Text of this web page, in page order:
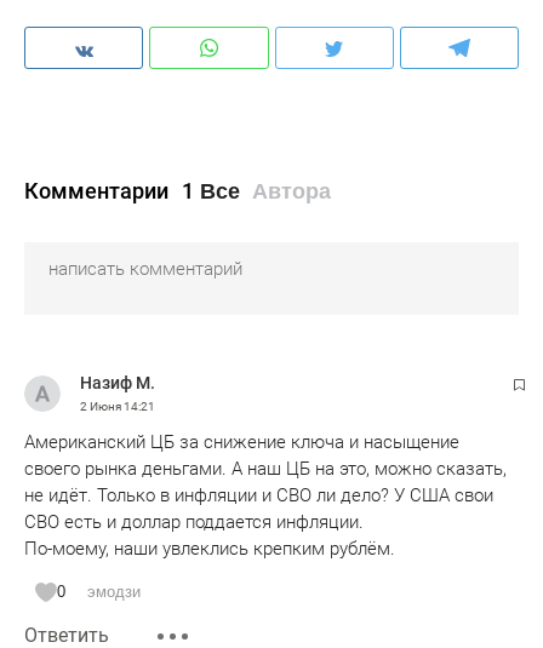
Комментарии 1 Все Автора
Назиф М.
2 Июня14:21
Американский ЦБ за снижение ключа и насыщение
своего рынка деньгами. А наш ЦБ на это, можно сказать,
не идёт. Только в инфляции и СВО ли дело? У США свои
СВО есть и доллар поддается инфляции.
По-моему, наши увлеклись крепким рублём.
0 эмодзи
Ответить